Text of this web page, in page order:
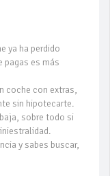
ya ha perdido
pagas es más
coche con extras,
sin hipotecarte.
sobre todo si
y sabes buscar,